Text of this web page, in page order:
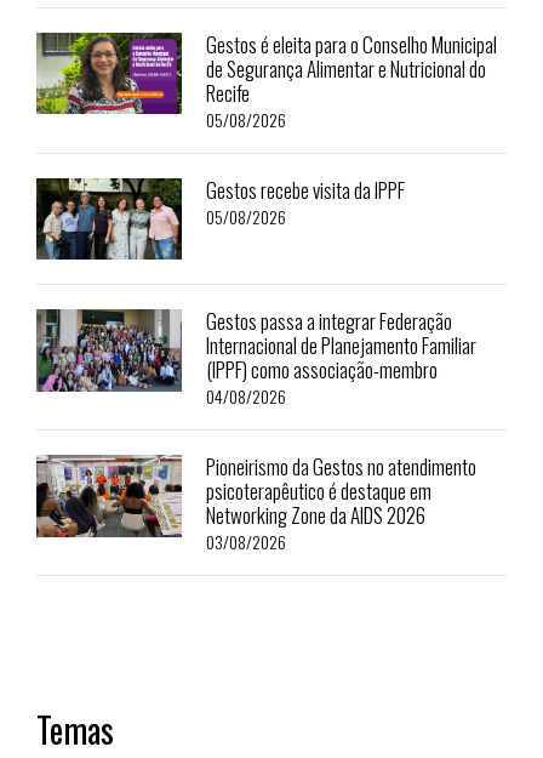
Gestos é eleita para o Conselho Municipal
de Segurança Alimentar e Nutricional do
Recife
05/08/2026
Gestos recebe visita da IPPF
05/08/2026
Gestos passa a integrar Federação
Internacional de Planejamento Familiar
(IPPF) como associação-membro
04/08/2026
Pioneirismo da Gestos no atendimento
psicoterapêutico é destaque em
Networking Zone da AIDS 2026
03/08/2026
Temas